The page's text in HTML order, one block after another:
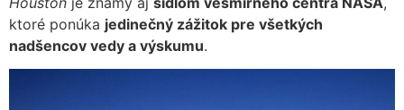
ktoré ponúka jedinečný zážitok pre všetkých
nadšencov vedy a výskumu.